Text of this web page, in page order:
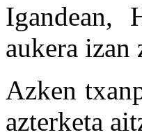
Igandean,
aukera izan
Azken
azterketa